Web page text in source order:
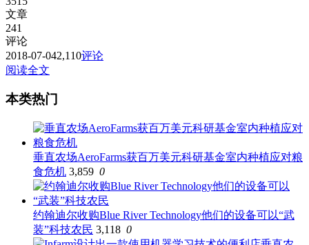
文章
241
评论
2018-07-042,110评论
阅读全文
本类热门
垂直农场AeroFarms获百万美元科研基金室内种植应对粮
食危机 3,859 0
约翰迪尔收购Blue River Technology他们的设备可以“武
装”科技农民 3,118 0